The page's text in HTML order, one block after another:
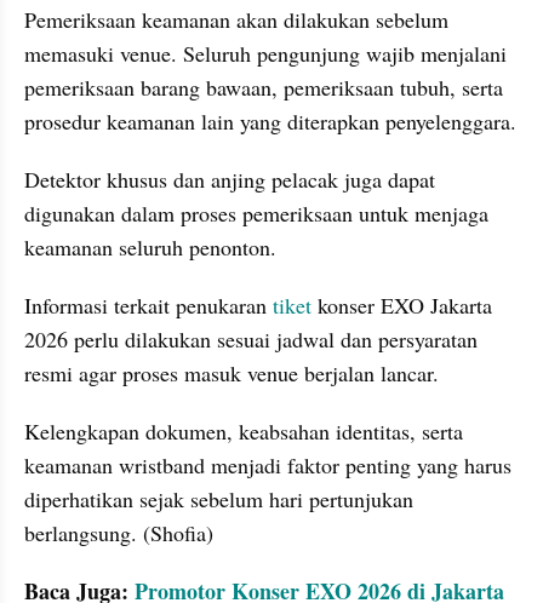
Pemeriksaan keamanan akan dilakukan sebelum
memasuki venue. Seluruh pengunjung wajib menjalani
pemeriksaan barang bawaan, pemeriksaan tubuh, serta
Detektor khusus dan anjing pelacak juga dapat
digunakan dalam proses pemeriksaan untuk menjaga
keamanan seluruh penonton.
Informasi terkait penukaran tiket konser EXO Jakarta
2026 perlu dilakukan sesuai jadwal dan persyaratan
resmi agar proses masuk venue berjalan lancar.
Kelengkapan dokumen, keabsahan identitas, serta
keamanan wristband menjadi faktor penting yang harus
diperhatikan sejak sebelum hari pertunjukan
berlangsung. (Shofia)
Baca Juga: Promotor Konser EXO 2026 di Jakarta